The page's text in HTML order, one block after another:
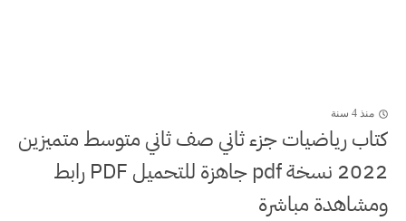
منذ 4 سنة
كتاب رياضيات جزء ثاني صف ثاني متوسط متميزين
2022 نسخة pdf جاهزة للتحميل PDF رابط
ومشاهدة مباشرة